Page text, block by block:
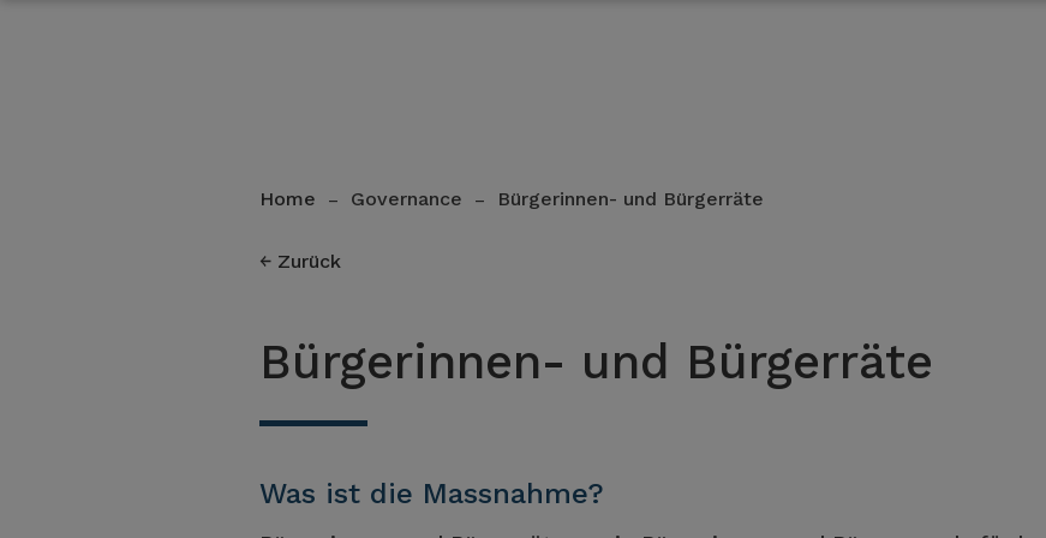
Home – Governance – Bürgerinnen- und Bürgerräte
Zurück
Bürgerinnen- und Bürgerräte
Was ist die Massnahme?